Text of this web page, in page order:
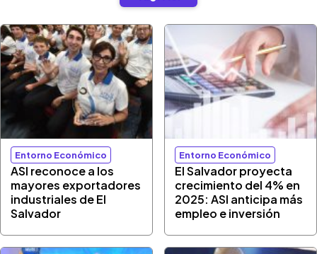
Entorno Económico
ASI reconoce a los
mayores exportadores
industriales de El
Salvador
Entorno Económico
El Salvador proyecta
crecimiento del 4% en
2025: ASI anticipa más
empleo e inversión